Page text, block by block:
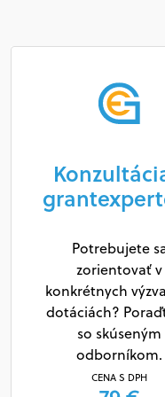
Potrebujete
zorientovať v
konkrétnych
dotáciách?
so skúseným
odborníkom.
CENA S DPH